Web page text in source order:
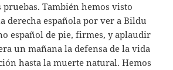
También hemos visto
derecha española por ver a Bildu
español de pie, firmes, y aplaudir
un mañana la defensa de la vida
hasta la muerte natural. Hemos